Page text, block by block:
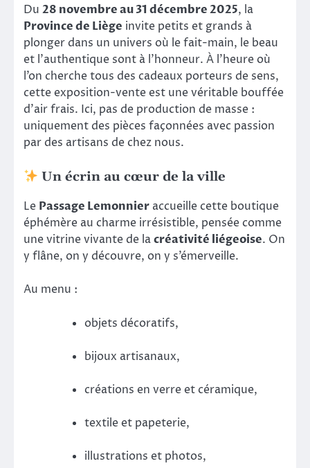
Du 28 novembre au 31 décembre 2025, la
Province de Liège invite petits et grands à
plonger dans un univers où le fait-main, le beau
et l’authentique sont à l’honneur. À l’heure où
l’on cherche tous des cadeaux porteurs de sens,
cette exposition-vente est une véritable bouffée
d’air frais. Ici, pas de production de masse :
uniquement des pièces façonnées avec passion
par des artisans de chez nous.
Un écrin au cœur de la ville
Le Passage Lemonnier accueille cette boutique
éphémère au charme irrésistible, pensée comme
une vitrine vivante de lacréativité liégeoise. On
y flâne, on y découvre, on y s’émerveille.
Au menu :
objets décoratifs,
bijoux artisanaux,
créations en verre et céramique,
textile et papeterie,
illustrations et photos,